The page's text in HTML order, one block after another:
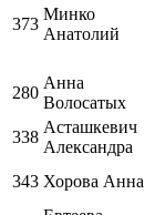
373
Минко
Анатолий
280
Анна
Волосатых
338
Асташкевич
Александра
343 Хорова Анна